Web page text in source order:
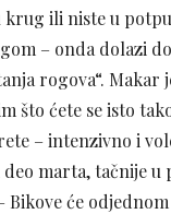
ili niste u
– onda dolazi
rogova“. Makar
što ćete se isto
– intenzivno i
marta, tačnije u
Bikove će